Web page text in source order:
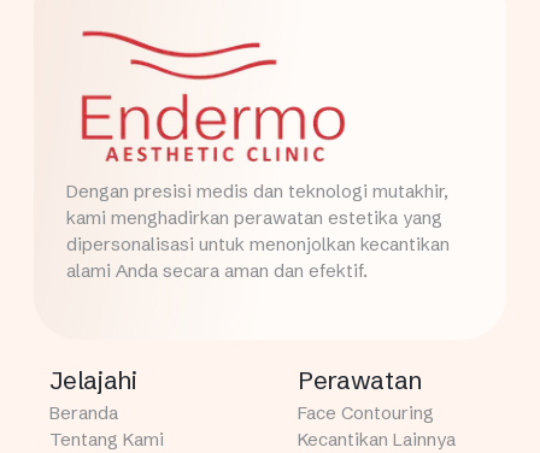
Dengan presisi medis dan teknologi mutakhir,
kami menghadirkan perawatan estetika yang
dipersonalisasi untuk menonjolkan kecantikan
alami Anda secara aman dan efektif.
Jelajahi
Beranda
Tentang Kami
Perawatan
Face Contouring
Kecantikan Lainnya